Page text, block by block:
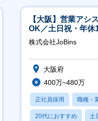
【大阪】営業アシ
OK／土日祝・年休
万～／転勤なし】
株式会社JoBins
大阪府
400万~480万
正社員採用 職種・
20代におすすめ 土